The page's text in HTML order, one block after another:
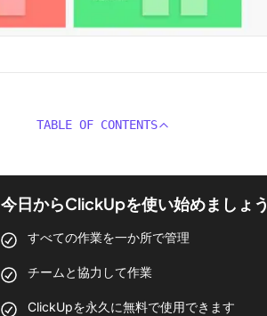
TABLE OF CONTENTS
今日からClickUpを使い始めましょう
すべての作業を一か所で管理
チームと協力して作業
ClickUpを永久に無料で使用できます